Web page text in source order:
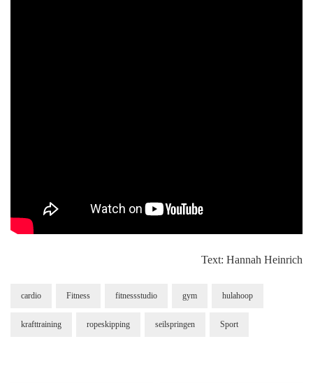
Text: Hannah Heinrich
cardio Fitness fitnessstudio gym hulahoop
krafttraining ropeskipping seilspringen Sport